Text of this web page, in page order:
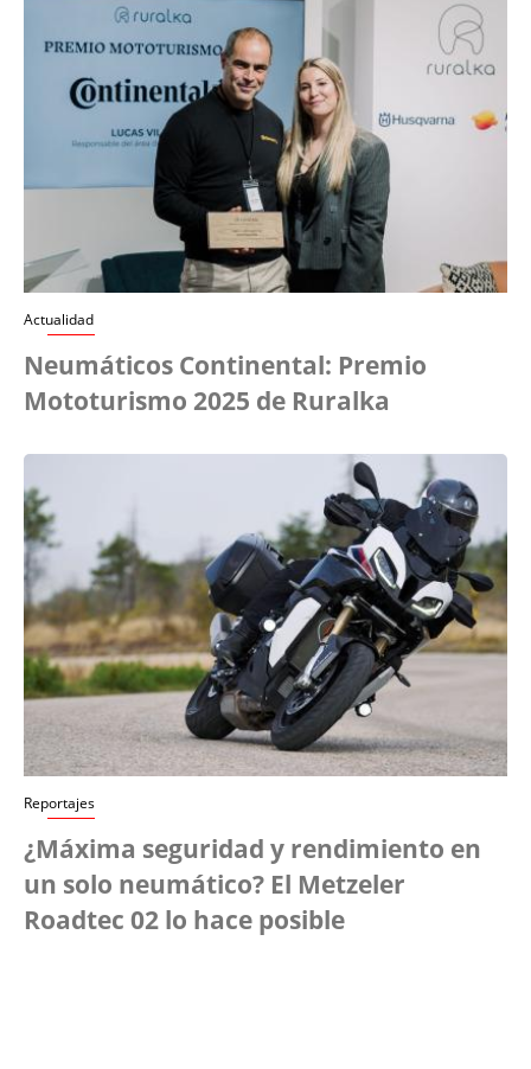
Actualidad
Neumáticos Continental: Premio
Mototurismo 2025 de Ruralka
Reportajes
¿Máxima seguridad y rendimiento en
un solo neumático? El Metzeler
Roadtec 02 lo hace posible